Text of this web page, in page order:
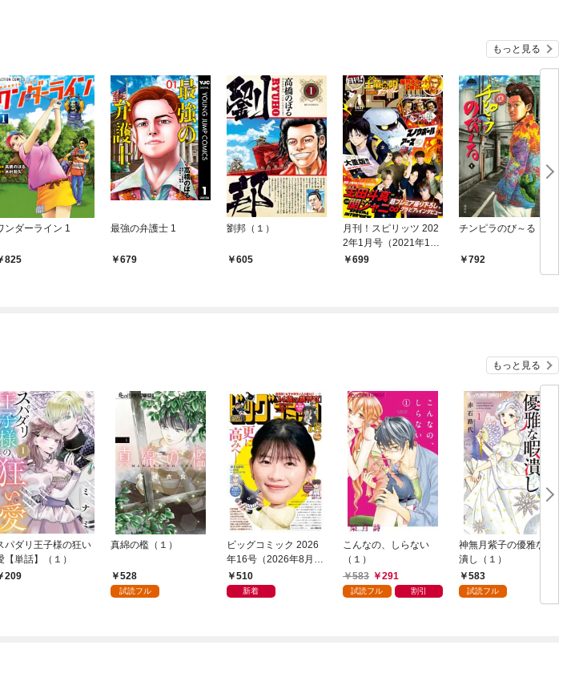
もっと見る
ンダーライン 1
825
最強の弁護士 1
679
劉邦（１）
605
月刊！スピリッツ 202
2年1月号（2021年11
月27日発売号）
699
チンピラのび～る
792
もっと見る
パダリ王子様の狂い
【単話】（１）
209
真綿の檻（１）
528
試読フル
ビッグコミック 2026
年16号（2026年8月7
日発売）
510
新着
こんなの、しらない
（１）
583
291
試読フル 割引
神無月紫子の優雅な暇
潰し（１）
583
試読フル